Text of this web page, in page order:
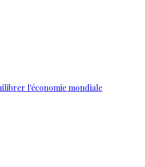
l'économie mondiale